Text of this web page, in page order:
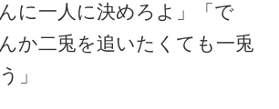
に一人に決めろよ」「で
か二兎を追いたくても一兎
」